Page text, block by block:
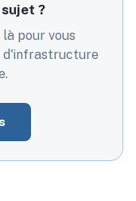
?
pour vous
d'infrastructure